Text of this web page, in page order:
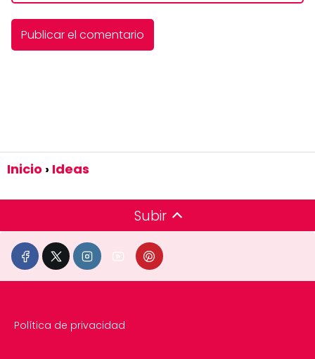
Inicio Ideas
Subir
Política de privacidad